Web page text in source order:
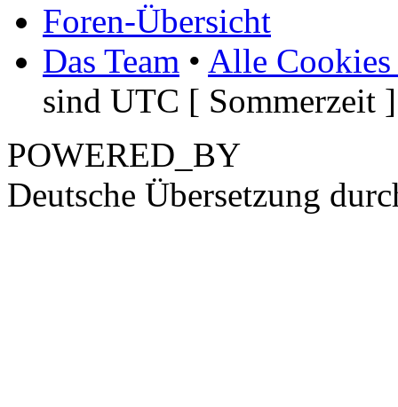
Foren-Übersicht
Das Team • Alle Cookies
sind UTC [ Sommerzeit ]
POWERED_BY
Deutsche Übersetzung